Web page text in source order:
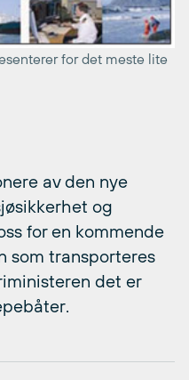
for det meste lite
av den nye
og
for en kommende
som transporteres
det er